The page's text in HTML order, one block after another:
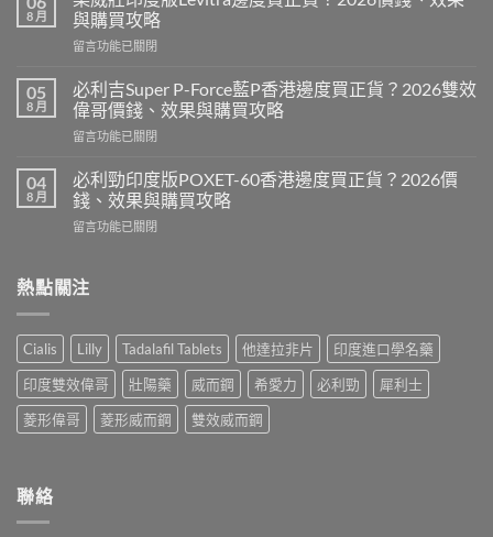
壯
陽
藥
港
邊
度
買
安
全？
網
略：
付
款
點
揀
＋
8 月
與購買攻略
在
威
壯
印
度
Levitra
邊
度
買
2026
效
果
與
購
買
攻
留言功能已關閉
05
8 月
必利吉Super P-Force藍P香港邊度買正貨？2026雙效
偉哥價錢、效果與購買攻略
在
利
吉
Super
P-
P
邊
度
買
正
貨？
2026
留言功能已關閉
04
8 月
必利勁印度版POXET-60香港邊度買正貨？2026價
錢、效果與購買攻略
在
勁
印
版
POXET-
60
香
港
邊
留言功能已關閉
熱點關注
Cialis Lilly Tadalafil Tablets 他達拉非片
印度進口學名藥
印度雙效偉哥
壯陽藥 威而鋼 希愛力 必利勁
犀利士
菱形偉哥
菱形威而鋼 雙效威而鋼
聯絡